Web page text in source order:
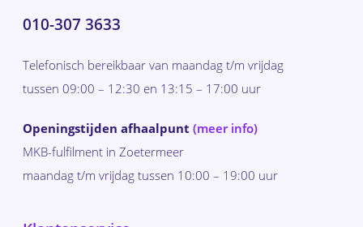
010-307 3633
Telefonisch bereikbaar van maandag t/m vrijdag
tussen 09:00 – 12:30 en 13:15 – 17:00 uur
Openingstijden afhaalpunt (meer info)
MKB-fulfilment in Zoetermeer
maandag t/m vrijdag tussen 10:00 – 19:00 uur